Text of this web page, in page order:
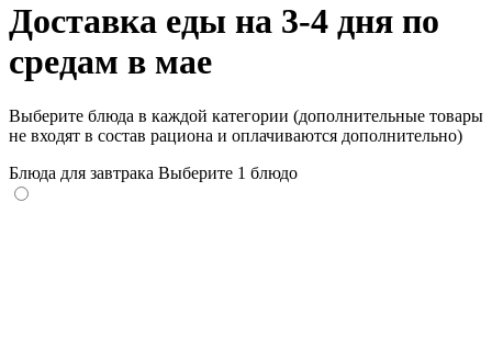
Доставка еды на 3-4 дня по
средам в мае
Выберите блюда в каждой категории (дополнительные товары
не входят в состав рациона и оплачиваются дополнительно)
Блюда для завтрака Выберите 1 блюдо